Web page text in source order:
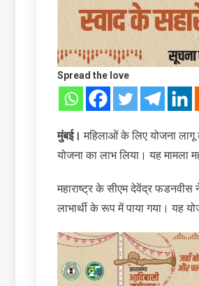
Spread the love
मुंबई। महिलाओं के लिए योजना
योजना का लाभ लिया। यह मामला
महाराष्ट्र के सीएम देवेंद्र फडनवीस
लाभार्थी के रूप में पाया गया। यह